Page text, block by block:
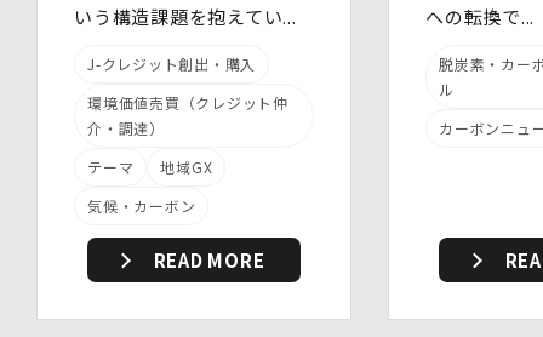
及び持ち込む機器等の制限を行うとともに、権限を有しな
す。
・個人データを取り扱う機器、電子媒体及び書類等の盗難
又は紛失等を防止するための措置を講じています。
・事務所内外の移動を含め、個人情報を取り扱う機器、電
子媒体及び書類等を持ち運ぶ場合、容易に個人情報が判明
(4)技術的安全管理措置
データベース等の範囲を限定しています。
・個人データを取り扱う情報システムについて、外部から
いう構造課題を抱えてい...
J-クレジット創出・購入
環境価値売買（クレジット仲
介・調達）
テーマ
地域GX
気候・カーボン
READ MORE
への転換で...
脱炭素・カー
ル
カーボンニュ